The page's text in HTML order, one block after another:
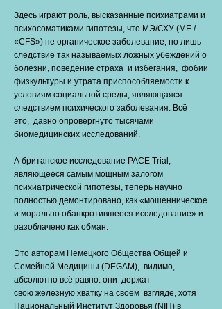
Здесь играют роль, высказанные психиатрами и
психосоматиками гипотезы, что МЭ/СХУ (ME /
«CFS») не органическое заболевание, но лишь
следствие так называемых ложных убеждений о
болезни, поведение страха и избегания, фобии
физкультуры и утрата приспособляемости к
условиям социальной среды, являющаяся
следствием психического заболевания. Всё
это, давно опровергнуто тысячами
биомедицинских исследований.
А британское исследование PACE Trial,
являющееся самым мощным залогом
психиатрической гипотезы, теперь научно
полностью демонтировано, как «мошенническое
и морально обанкротившееся исследование» и
разоблачено как обман.
Это авторам Немецкого Общества Общей и
Семейной Медицины (DEGAM), видимо,
абсолютно всё равно: они держат
свою железную хватку на своём взгляде, хотя
Национальный Институт Здоровья (NIH) в